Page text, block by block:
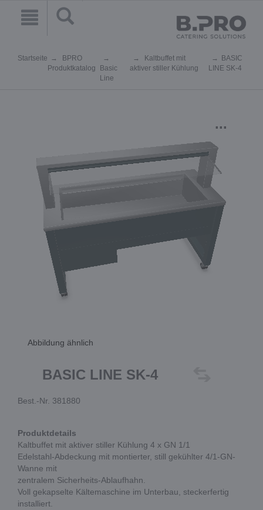
Startseite
BPRO
Produktkatalog
Basic
Line
Kaltbuffet mit
aktiver stiller Kühlung
BASIC
LINE SK-4
...
Abbildung ähnlich
BASIC LINE SK-4
Best.-Nr. 381880
Produktdetails
Kaltbuffet mit aktiver stiller Kühlung 4 x GN 1/1
Edelstahl-Abdeckung mit montierter, still gekühlter 4/1-GN-
Wanne mit
zentralem Sicherheits-Ablaufhahn.
Voll gekapselte Kältemaschine im Unterbau, steckerfertig
installiert.